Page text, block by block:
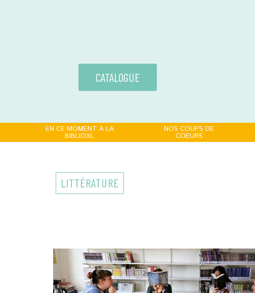
CATALOGUE
EN CE MOMENT A LA
BIBLIOXL
NOS COUPS DE
COEURS
LITTÉRATURE